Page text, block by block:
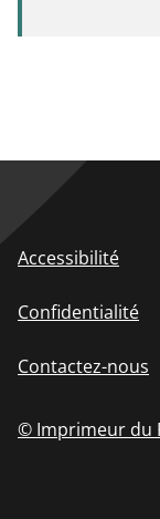
Accessibilité
Confidentialité
Contactez-nous
© Imprimeur du